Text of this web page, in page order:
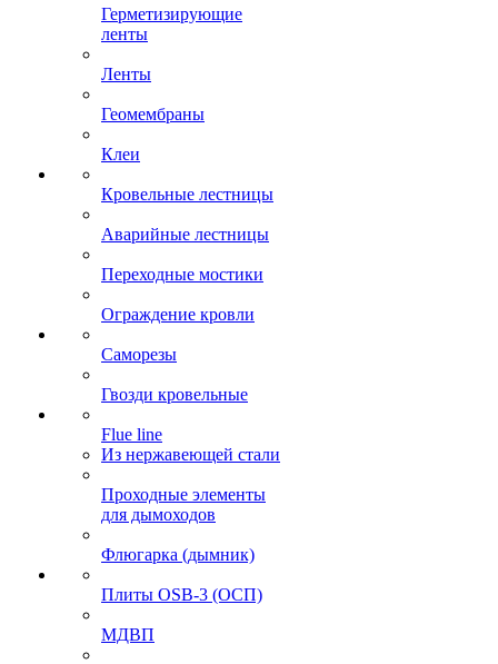
Герметизирующие
ленты
Ленты
Геомембраны
Клеи
Кровельные лестницы
Аварийные лестницы
Переходные мостики
Ограждение кровли
Саморезы
Гвозди кровельные
Flue line
Из нержавеющей стали
Проходные элементы
для дымоходов
Флюгарка (дымник)
Плиты OSB-3 (ОСП)
МДВП